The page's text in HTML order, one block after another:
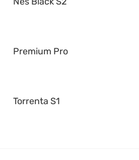
Premium Pro
Torrenta S1